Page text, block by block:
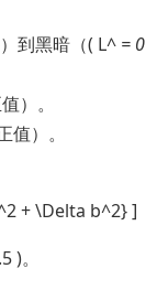
到黑暗（( L^ = 0
）。
）。
+ \Delta b^2} ]
)。